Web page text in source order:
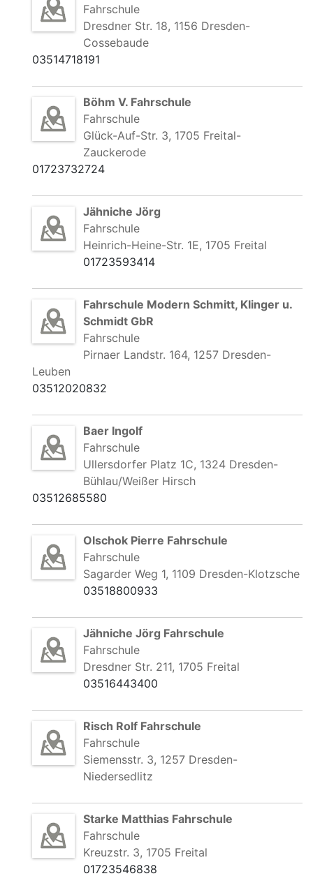
Fahrschule
Dresdner Str. 18, 1156 Dresden-
Cossebaude
03514718191
Böhm V. Fahrschule
Fahrschule
Glück-Auf-Str. 3, 1705 Freital-
Zauckerode
01723732724
Jähniche Jörg
Fahrschule
Heinrich-Heine-Str. 1E, 1705 Freital
01723593414
Fahrschule Modern Schmitt, Klinger u.
Schmidt GbR
Fahrschule
Pirnaer Landstr. 164, 1257 Dresden-
Leuben
03512020832
Baer Ingolf
Fahrschule
Ullersdorfer Platz 1C, 1324 Dresden-
Bühlau/Weißer Hirsch
03512685580
Olschok Pierre Fahrschule
Fahrschule
Sagarder Weg 1, 1109 Dresden-Klotzsche
03518800933
Jähniche Jörg Fahrschule
Fahrschule
Dresdner Str. 211, 1705 Freital
03516443400
Risch Rolf Fahrschule
Fahrschule
Siemensstr. 3, 1257 Dresden-
Niedersedlitz
Starke Matthias Fahrschule
Fahrschule
Kreuzstr. 3, 1705 Freital
01723546838